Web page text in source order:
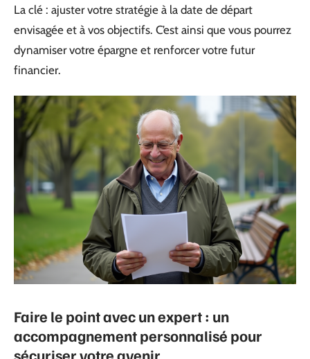
La clé : ajuster votre stratégie à la date de départ
envisagée et à vos objectifs. C’est ainsi que vous pourrez
dynamiser votre épargne et renforcer votre futur
financier.
Faire le point avec un expert : un
accompagnement personnalisé pour
sécuriser votre avenir